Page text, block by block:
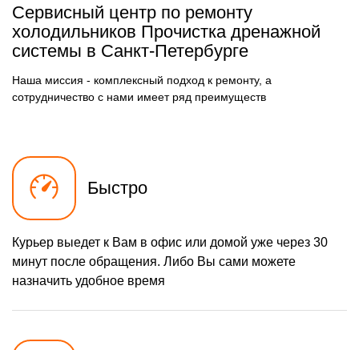
Замена фильтра
осушителя
500 р
Замена электросхемы
590 р
Замена нагревателя
оттайки
500 р
Сервисный центр по ремонту
холодильников Прочистка дренажной
системы в Санкт-Петербурге
Наша миссия - комплексный подход к ремонту, а
сотрудничество с нами имеет ряд преимуществ
Быстро
Курьер выедет к Вам в офис или домой уже через 30
минут после обращения. Либо Вы сами можете
назначить удобное время